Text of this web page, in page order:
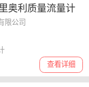
奥利质量流量计
教你如何选择
限公司
查看详细